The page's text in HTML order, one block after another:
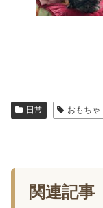
日常 おもちゃ
関連記事